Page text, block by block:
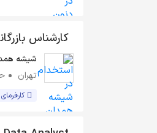
کارشناس
شیشه
تهران